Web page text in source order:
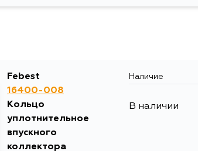
Febest
16400-008
Кольцо
уплотнительное
впускного
коллектора
Наличие
В наличии